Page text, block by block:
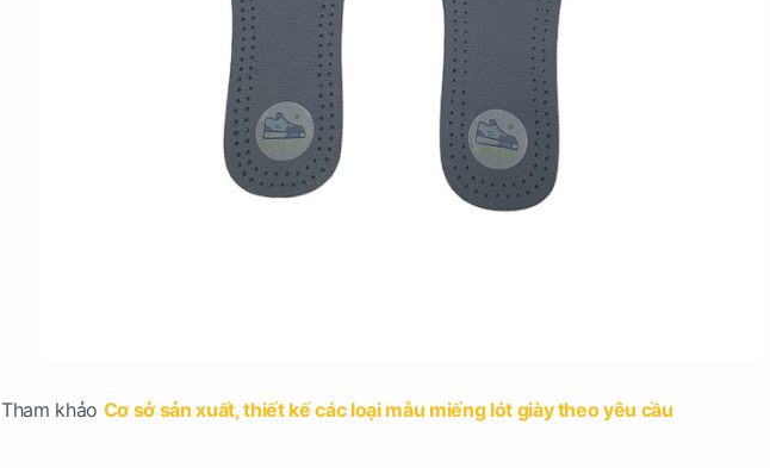
Tham khảo Cơ sở sản xuất, thiết kế các loại mẫu miếng lót giày theo yêu cầu